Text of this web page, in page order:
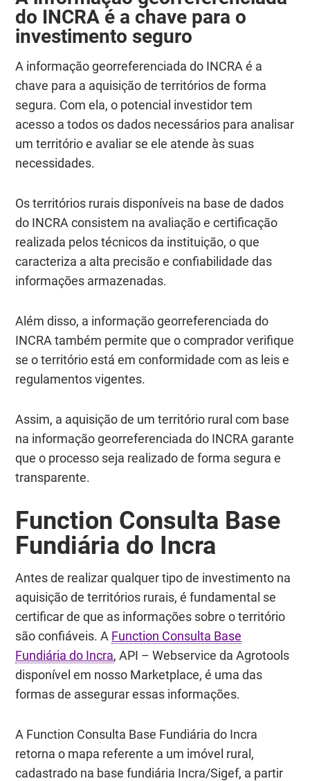
do INCRA é a chave para o
investimento seguro
A informação georreferenciada do INCRA é a
chave para a aquisição de territórios de forma
segura. Com ela, o potencial investidor tem
acesso a todos os dados necessários para analisar
um território e avaliar se ele atende às suas
necessidades.
Os territórios rurais disponíveis na base de dados
do INCRA consistem na avaliação e certificação
realizada pelos técnicos da instituição, o que
caracteriza a alta precisão e confiabilidade das
informações armazenadas.
Além disso, a informação georreferenciada do
INCRA também permite que o comprador verifique
se o território está em conformidade com as leis e
regulamentos vigentes.
Assim, a aquisição de um território rural com base
na informação georreferenciada do INCRA garante
que o processo seja realizado de forma segura e
transparente.
Function Consulta Base
Fundiária do Incra
Antes de realizar qualquer tipo de investimento na
aquisição de territórios rurais, é fundamental se
certificar de que as informações sobre o território
são confiáveis. A Function Consulta Base
Fundiária do Incra, API – Webservice da Agrotools
disponível em nosso Marketplace, é uma das
formas de assegurar essas informações.
A Function Consulta Base Fundiária do Incra
retorna o mapa referente a um imóvel rural,
cadastrado na base fundiária Incra/Sigef, a partir